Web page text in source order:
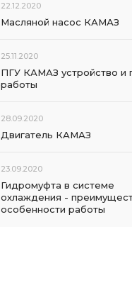
22.12.2020
Масляной насос КАМАЗ
25.11.2020
ПГУ КАМАЗ устройство и
работы
28.09.2020
Двигатель КАМАЗ
23.09.2020
Гидромуфта в системе
охлаждения -
особенности работы